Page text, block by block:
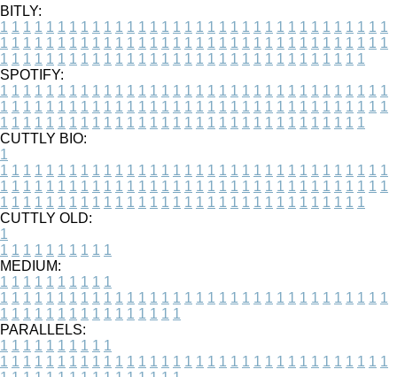
BITLY:
1 1 1 1 1 1 1 1 1 1 1 1 1 1 1 1 1 1 1 1 1 1 1 1 1 1 1 1 1 1 1 1 1 1
1 1 1 1 1 1 1 1 1 1 1 1 1 1 1 1 1 1 1 1 1 1 1 1 1 1 1 1 1 1 1 1 1 1
1 1 1 1 1 1 1 1 1 1 1 1 1 1 1 1 1 1 1 1 1 1 1 1 1 1 1 1 1 1 1 1
SPOTIFY:
1 1 1 1 1 1 1 1 1 1 1 1 1 1 1 1 1 1 1 1 1 1 1 1 1 1 1 1 1 1 1 1 1 1
1 1 1 1 1 1 1 1 1 1 1 1 1 1 1 1 1 1 1 1 1 1 1 1 1 1 1 1 1 1 1 1 1 1
1 1 1 1 1 1 1 1 1 1 1 1 1 1 1 1 1 1 1 1 1 1 1 1 1 1 1 1 1 1 1 1
CUTTLY BIO:
1
1 1 1 1 1 1 1 1 1 1 1 1 1 1 1 1 1 1 1 1 1 1 1 1 1 1 1 1 1 1 1 1 1 1
1 1 1 1 1 1 1 1 1 1 1 1 1 1 1 1 1 1 1 1 1 1 1 1 1 1 1 1 1 1 1 1 1 1
1 1 1 1 1 1 1 1 1 1 1 1 1 1 1 1 1 1 1 1 1 1 1 1 1 1 1 1 1 1 1 1
CUTTLY OLD:
1
1 1 1 1 1 1 1 1 1 1
MEDIUM:
1 1 1 1 1 1 1 1 1 1
1 1 1 1 1 1 1 1 1 1 1 1 1 1 1 1 1 1 1 1 1 1 1 1 1 1 1 1 1 1 1 1 1 1
1 1 1 1 1 1 1 1 1 1 1 1 1 1 1 1
PARALLELS:
1 1 1 1 1 1 1 1 1 1
1 1 1 1 1 1 1 1 1 1 1 1 1 1 1 1 1 1 1 1 1 1 1 1 1 1 1 1 1 1 1 1 1 1